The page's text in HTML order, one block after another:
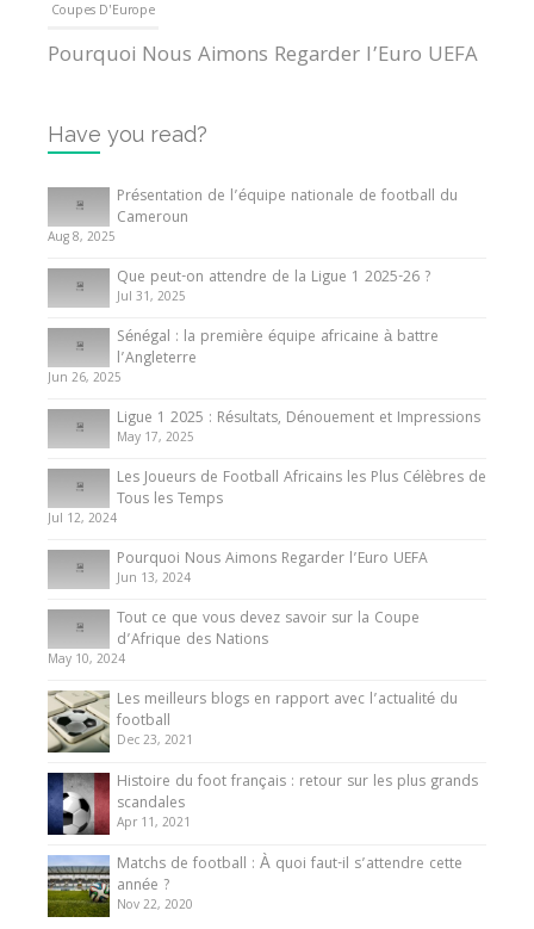
Coupes D'Europe
Pourquoi Nous Aimons Regarder l’Euro UEFA
Internationales
Tout ce que vous devez savoir sur la Coupe
d’Afrique des Nations
10 May 2024
Internationales
Présentation de l’équipe nationale de football
du Cameroun
8 August 2025
Have you read?
Présentation de l’équipe nationale de football du
Cameroun
Aug 8, 2025
Que peut-on attendre de la Ligue 1 2025-26 ?
Jul 31, 2025
Sénégal : la première équipe africaine à battre
l’Angleterre
Jun 26, 2025
Ligue 1 2025 : Résultats, Dénouement et Impressions
May 17, 2025
Les Joueurs de Football Africains les Plus Célèbres de
Tous les Temps
Jul 12, 2024
Pourquoi Nous Aimons Regarder l’Euro UEFA
Jun 13, 2024
Tout ce que vous devez savoir sur la Coupe
d’Afrique des Nations
May 10, 2024
Les meilleurs blogs en rapport avec l’actualité du
football
Dec 23, 2021
Histoire du foot français : retour sur les plus grands
scandales
Apr 11, 2021
Matchs de football : À quoi faut-il s’attendre cette
année ?
Nov 22, 2020